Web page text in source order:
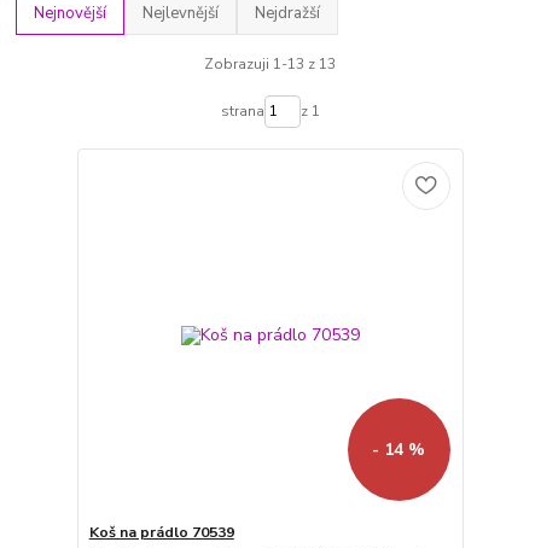
Nejnovější Nejlevnější Nejdražší
Zobrazuji 1-13 z 13
strana z 1
- 14 %
Koš na prádlo 70539